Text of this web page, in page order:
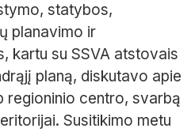
statybos,
planavimo ir
kartu su SSVA atstovais
planą, diskutavo apie
regioninio centro, svarbą
Susitikimo metu